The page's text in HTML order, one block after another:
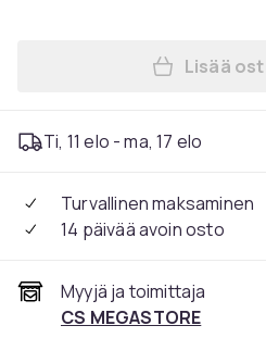
Lisää
Ti, 11 elo - ma, 17 elo
Turvallinen maksaminen
14 päivää avoin osto
Myyjä ja toimittaja
CS MEGASTORE